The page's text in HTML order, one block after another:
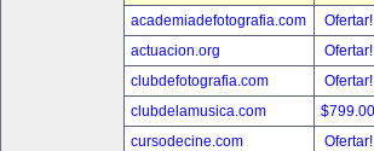
academiadefotografia.com
actuacion.org
clubdefotografia.com
clubdelamusica.com
cursodecine.com